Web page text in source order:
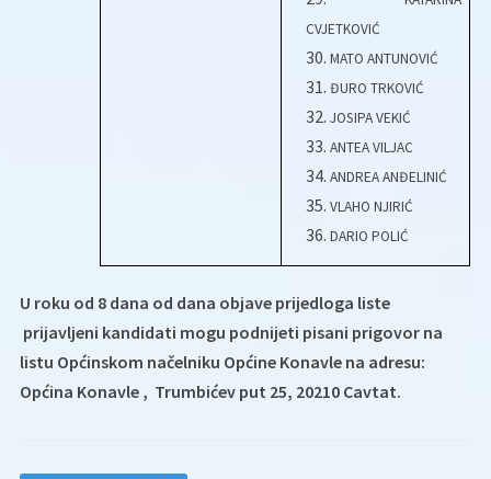
CVJETKOVIĆ
MATO ANTUNOVIĆ
ĐURO TRKOVIĆ
JOSIPA VEKIĆ
ANTEA VILJAC
ANDREA ANĐELINIĆ
VLAHO NJIRIĆ
DARIO POLIĆ
U roku od 8 dana od dana objave prijedloga liste
prijavljeni kandidati mogu podnijeti pisani prigovor na
listu Općinskom načelniku Općine Konavle na adresu:
Općina Konavle , Trumbićev put 25, 20210 Cavtat.